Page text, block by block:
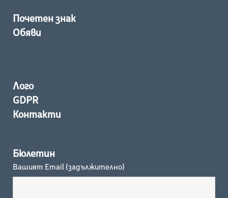
Почетен знак
Обяви
Лого
GDPR
Контакти
Бюлетин
Вашият Email (задължително)